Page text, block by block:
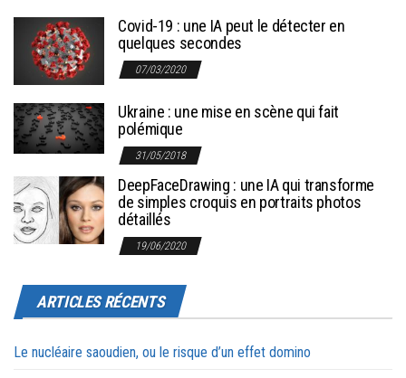
Covid-19 : une IA peut le détecter en
quelques secondes
07/03/2020
Ukraine : une mise en scène qui fait
polémique
31/05/2018
DeepFaceDrawing : une IA qui transforme
de simples croquis en portraits photos
détaillés
19/06/2020
ARTICLES RÉCENTS
Le nucléaire saoudien, ou le risque d’un effet domino